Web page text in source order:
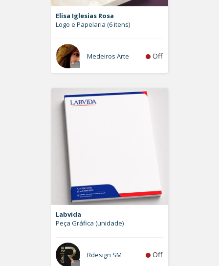
Elisa Iglesias Rosa
Logo e Papelaria (6 itens)
Medeiros Arte Off
Labvida
Peça Gráfica (unidade)
Rdesign SM Off